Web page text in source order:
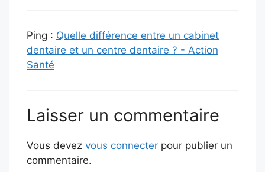
Ping : Quelle différence entre un cabinet
dentaire et un centre dentaire ? - Action
Santé
Laisser un commentaire
Vous devez vous connecter pour publier un
commentaire.